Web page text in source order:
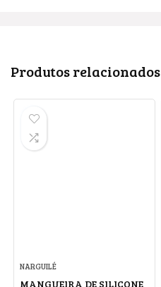
Produtos relacionados
NARGUILÉ
MANGUEIRA DE SILICONE